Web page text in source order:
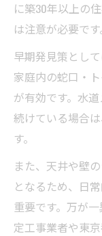
に築30年以上の
は注意が必要です
早期発見策とし
家庭内の蛇口・
が有効です。水
続けている場合
す。
また、天井や壁
となるため、日
重要です。万が
定工事業者や東